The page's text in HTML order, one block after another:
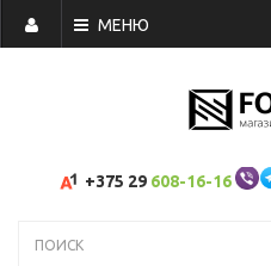
МЕНЮ
+375 29 608-16-16